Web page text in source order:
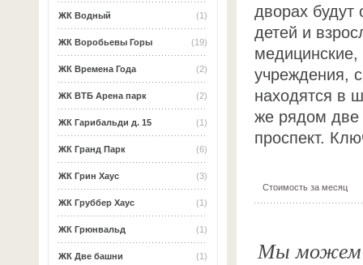
(1)
ЖК Водный
(19)
ЖК Воробьевы Горы
(2)
ЖК Времена Года
(2)
ЖК ВТБ Арена парк
(1)
ЖК Гарибальди д. 15
(6)
ЖК Гранд Парк
(3)
ЖК Грин Хаус
(1)
ЖК Груббер Хаус
(1)
ЖК Грюнвальд
(1)
ЖК Две башни
дворах будут
детей и
учреждения,
находятся в
же рядом две
проспект.
Стоимость за месяц
Мы можем